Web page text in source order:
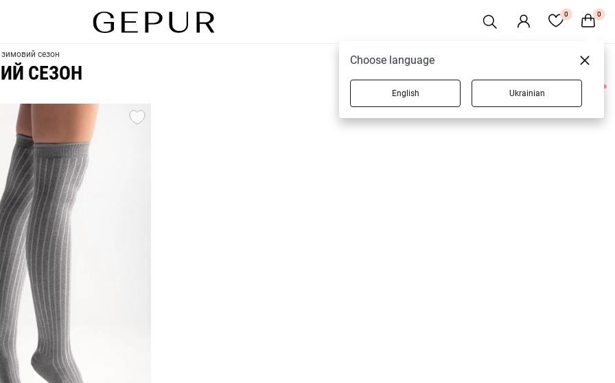
0 0
сезон
СЕЗОН
2 товарів
Choose language
English Ukrainian